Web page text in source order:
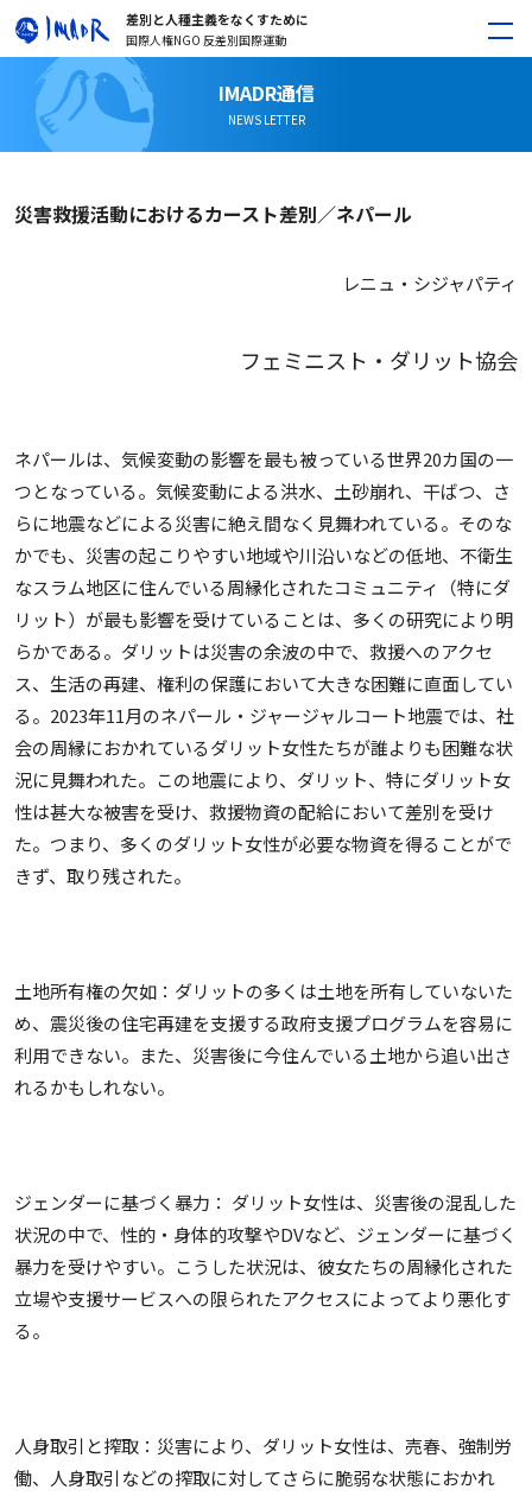
差別と人種主義をなくすために
国際人権NGO 反差別国際運動
IMADR通信
NEWS LETTER
災害救援活動におけるカースト差別／ネパール
レニュ・シジャパティ
フェミニスト・ダリット協会
ネパールは、気候変動の影響を最も被っている世界20カ国の一
つとなっている。気候変動による洪水、土砂崩れ、干ばつ、さ
らに地震などによる災害に絶え間なく見舞われている。そのな
かでも、災害の起こりやすい地域や川沿いなどの低地、不衛生
なスラム地区に住んでいる周縁化されたコミュニティ（特にダ
リット）が最も影響を受けていることは、多くの研究により明
らかである。ダリットは災害の余波の中で、救援へのアクセ
ス、生活の再建、権利の保護において大きな困難に直面してい
る。2023年11月のネパール・ジャージャルコート地震では、社
会の周縁におかれているダリット女性たちが誰よりも困難な状
況に見舞われた。この地震により、ダリット、特にダリット女
性は甚大な被害を受け、救援物資の配給において差別を受け
た。つまり、多くのダリット女性が必要な物資を得ることがで
きず、取り残された。
土地所有権の欠如：ダリットの多くは土地を所有していないた
め、震災後の住宅再建を支援する政府支援プログラムを容易に
利用できない。また、災害後に今住んでいる土地から追い出さ
れるかもしれない。
ジェンダーに基づく暴力： ダリット女性は、災害後の混乱した
状況の中で、性的・身体的攻撃やDVなど、ジェンダーに基づく
暴力を受けやすい。こうした状況は、彼女たちの周縁化された
立場や支援サービスへの限られたアクセスによってより悪化す
る。
人身取引と搾取：災害により、ダリット女性は、売春、強制労
働、人身取引などの搾取に対してさらに脆弱な状態におかれ